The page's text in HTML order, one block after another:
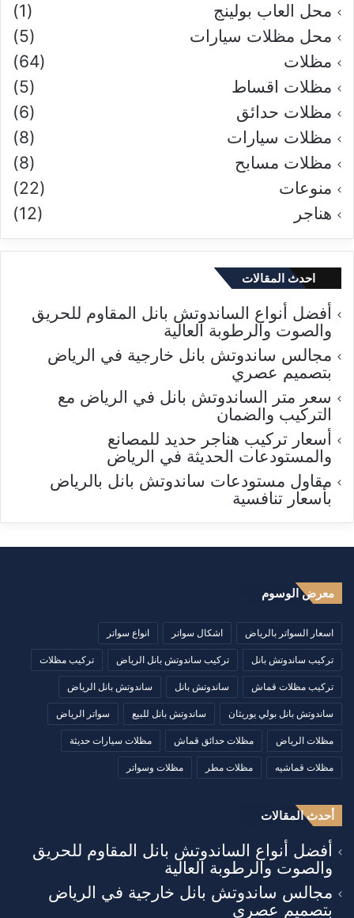
محل العاب بولينج
(1)
محل مظلات سيارات
(5)
مظلات
(64)
مظلات اقساط
(5)
مظلات حدائق
(6)
مظلات سيارات
(8)
مظلات مسابح
(8)
منوعات
(22)
هناجر
(12)
احدث المقالات
أفضل أنواع الساندوتش بانل المقاوم للحريق
والصوت والرطوبة العالية
مجالس ساندوتش بانل خارجية في الرياض
بتصميم عصري
سعر متر الساندوتش بانل في الرياض مع
التركيب والضمان
أسعار تركيب هناجر حديد للمصانع
والمستودعات الحديثة في الرياض
مقاول مستودعات ساندوتش بانل بالرياض
بأسعار تنافسية
معرض الوسوم
اسعار السواتر بالرياض اشكال سواتر انواع سواتر
تركيب ساندوتش بانل تركيب ساندوتش بانل الرياض تركيب مظلات
تركيب مظلات قماش ساندوتش بانل ساندوتش بانل الرياض
ساندوتش بانل بولي يوريثان ساندوتش بانل للبيع سواتر الرياض
مظلات الرياض مظلات حدائق قماش مظلات سيارات حديثة
مظلات قماشيه مظلات مطر مظلات وسواتر
أحدث المقالات
أفضل أنواع الساندوتش بانل المقاوم للحريق
والصوت والرطوبة العالية
مجالس ساندوتش بانل خارجية في الرياض
بتصميم عصري